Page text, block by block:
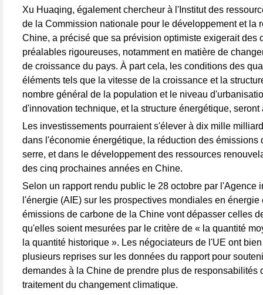
Xu Huaqing, également chercheur à l'Institut des
de la Commission nationale pour le développement et la
Chine, a précisé que sa prévision optimiste exigerait des
préalables rigoureuses, notamment en matière de
de croissance du pays. À part cela, les conditions des
éléments tels que la vitesse de la croissance et la
nombre général de la population et le niveau
d'innovation technique, et la structure énergétique, seront
Les investissements pourraient s'élever à dix mille
dans l'économie énergétique, la réduction des émissions
serre, et dans le développement des ressources
des cinq prochaines années en Chine.
Selon un rapport rendu public le 28 octobre par l'Agence
l'énergie (AIE) sur les prospectives mondiales en énergie
émissions de carbone de la Chine vont dépasser celles
qu'elles soient mesurées par le critère de « la quantité
la quantité historique ». Les négociateurs de l'UE ont
plusieurs reprises sur les données du rapport pour
demandes à la Chine de prendre plus de responsabilités
traitement du changement climatique.